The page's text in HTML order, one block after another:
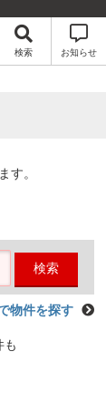
検索 お知らせ
す。
検索
物件を探す
も